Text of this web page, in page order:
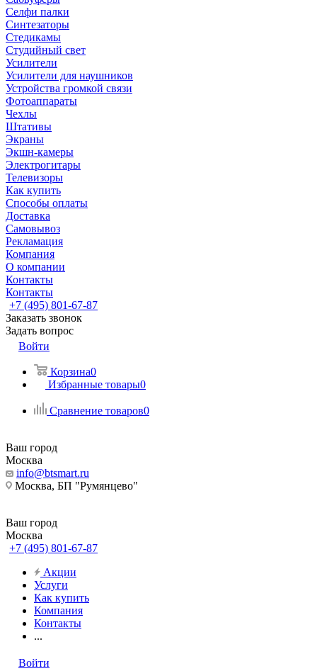
Селфи палки
Синтезаторы
Стедикамы
Студийный свет
Усилители
Усилители для наушников
Устройства громкой связи
Фотоаппараты
Чехлы
Штативы
Экраны
Экшн-камеры
Электрогитары
Телевизоры
Как купить
Способы оплаты
Доставка
Самовывоз
Рекламация
Компания
О компании
Контакты
Контакты
+7 (495) 801-67-87
Заказать звонок
Задать вопрос
Войти
Корзина0
Избранные товары0
Сравнение товаров0
Ваш город
Москва
info@btsmart.ru
Москва, БП "Румянцево"
Ваш город
Москва
+7 (495) 801-67-87
Акции
Услуги
Как купить
Компания
Контакты
...
Войти